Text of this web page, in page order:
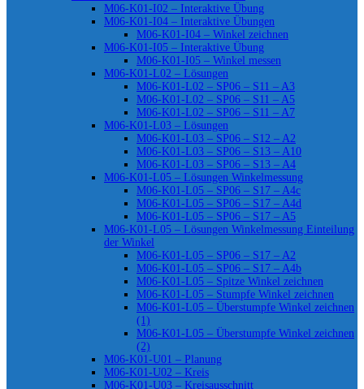
M06-K01-I02 – Interaktive Übung
M06-K01-I04 – Interaktive Übungen
M06-K01-I04 – Winkel zeichnen
M06-K01-I05 – Interaktive Übung
M06-K01-I05 – Winkel messen
M06-K01-L02 – Lösungen
M06-K01-L02 – SP06 – S11 – A3
M06-K01-L02 – SP06 – S11 – A5
M06-K01-L02 – SP06 – S11 – A7
M06-K01-L03 – Lösungen
M06-K01-L03 – SP06 – S12 – A2
M06-K01-L03 – SP06 – S13 – A10
M06-K01-L03 – SP06 – S13 – A4
M06-K01-L05 – Lösungen Winkelmessung
M06-K01-L05 – SP06 – S17 – A4c
M06-K01-L05 – SP06 – S17 – A4d
M06-K01-L05 – SP06 – S17 – A5
M06-K01-L05 – Lösungen Winkelmessung Einteilung
der Winkel
M06-K01-L05 – SP06 – S17 – A2
M06-K01-L05 – SP06 – S17 – A4b
M06-K01-L05 – Spitze Winkel zeichnen
M06-K01-L05 – Stumpfe Winkel zeichnen
M06-K01-L05 – Überstumpfe Winkel zeichnen
(1)
M06-K01-L05 – Überstumpfe Winkel zeichnen
(2)
M06-K01-U01 – Planung
M06-K01-U02 – Kreis
M06-K01-U03 – Kreisausschnitt